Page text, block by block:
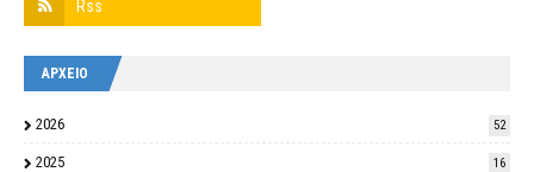
ΑΡΧΕΙΟ
2026 52
2025 16